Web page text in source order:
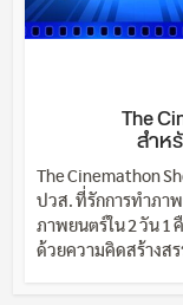
The
สำห
The Cinemathon
ปวส. ที่รักการทำภา
ภาพยนตร์ใน 2 วัน 1
ด้วยความคิดสร้างสร